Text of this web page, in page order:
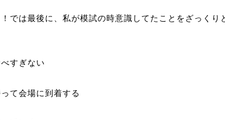
では最後に、私が模試の時意識してたことをざっくり
すぎない
て会場に到着する